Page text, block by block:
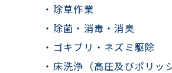
・除草作業
・除菌・消毒・消臭
・ゴキブリ・ネズミ駆除
・床洗浄（高圧及びポリッ